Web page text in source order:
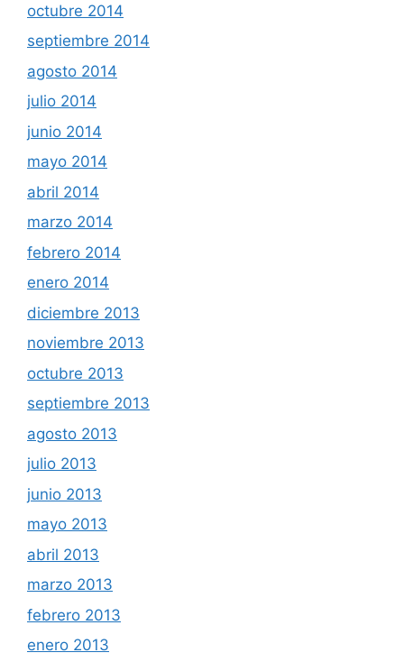
octubre 2014
septiembre 2014
agosto 2014
julio 2014
junio 2014
mayo 2014
abril 2014
marzo 2014
febrero 2014
enero 2014
diciembre 2013
noviembre 2013
octubre 2013
septiembre 2013
agosto 2013
julio 2013
junio 2013
mayo 2013
abril 2013
marzo 2013
febrero 2013
enero 2013